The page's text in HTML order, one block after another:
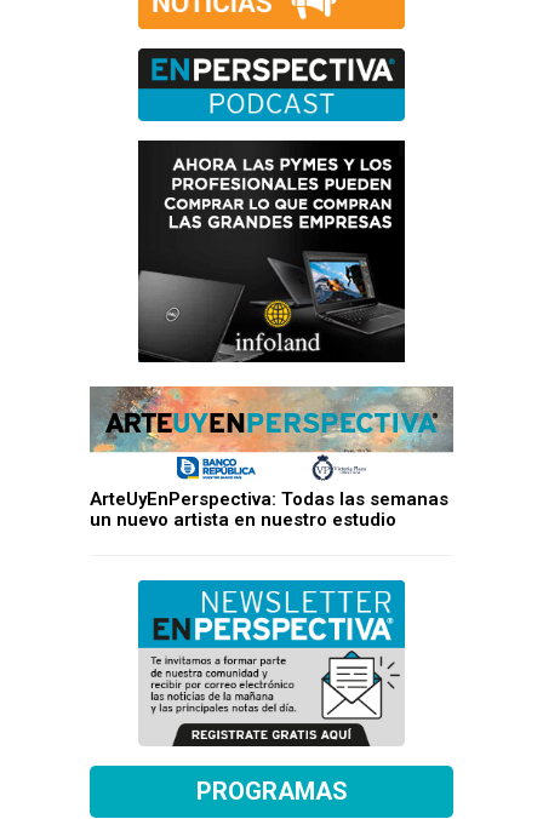
ArteUyEnPerspectiva: Todas las semanas
un nuevo artista en nuestro estudio
PROGRAMAS